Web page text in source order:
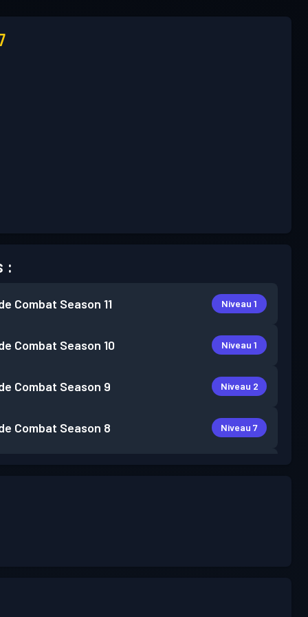
:
Combat Season 11 Niveau 1
Combat Season 10 Niveau 1
Combat Season 9 Niveau 2
Combat Season 8 Niveau 7